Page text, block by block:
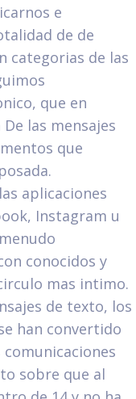
e
de de
categorias de las
que en
las mensajes
que
aplicaciones
Instagram u
conocidos y
mas intimo.
de texto, los
han convertido
sobre que al